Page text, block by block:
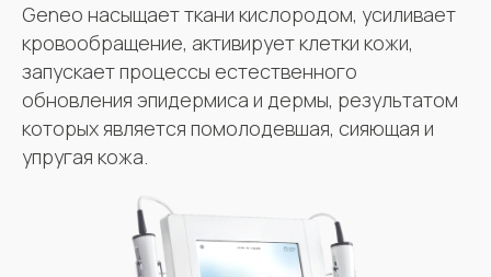
Geneo насыщает ткани кислородом, усиливает
кровообращение, активирует клетки кожи,
запускает процессы естественного
обновления эпидермиса и дермы, результатом
которых является помолодевшая, сияющая и
упругая кожа.